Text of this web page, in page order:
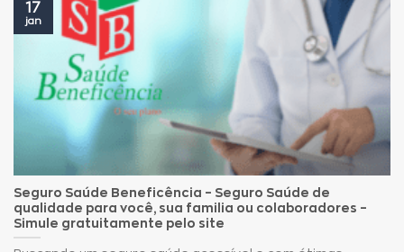
Seguro Saúde Beneficência – Seguro Saúde de
qualidade para você, sua familia ou colaboradores –
Simule gratuitamente pelo site
17
jan